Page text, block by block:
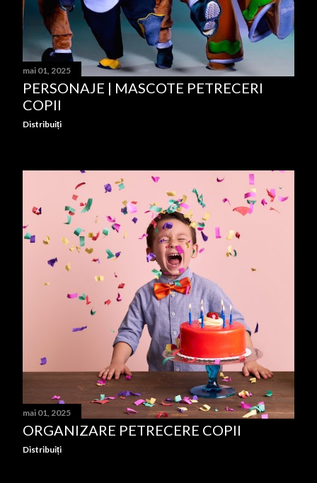
mai 01, 2025
PERSONAJE | MASCOTE PETRECERI
COPII
Distribuiți
mai 01, 2025
ORGANIZARE PETRECERE COPII
Distribuiți